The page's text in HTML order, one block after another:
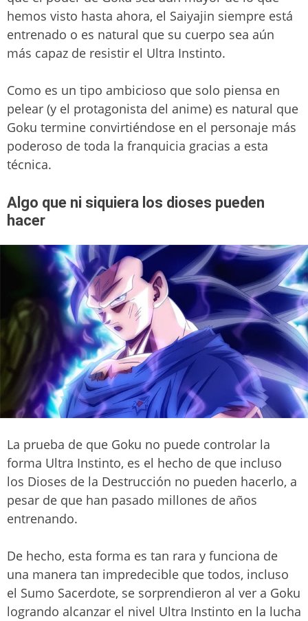
hemos visto hasta ahora, el Saiyajin siempre está
entrenado o es natural que su cuerpo sea aún
más capaz de resistir el Ultra Instinto.
Como es un tipo ambicioso que solo piensa en
pelear (y el protagonista del anime) es natural que
Goku termine convirtiéndose en el personaje más
poderoso de toda la franquicia gracias a esta
técnica.
Algo que ni siquiera los dioses pueden
hacer
La prueba de que Goku no puede controlar la
forma Ultra Instinto, es el hecho de que incluso
los Dioses de la Destrucción no pueden hacerlo, a
pesar de que han pasado millones de años
entrenando.
De hecho, esta forma es tan rara y funciona de
una manera tan impredecible que todos, incluso
el Sumo Sacerdote, se sorprendieron al ver a Goku
logrando alcanzar el nivel Ultra Instinto en la lucha